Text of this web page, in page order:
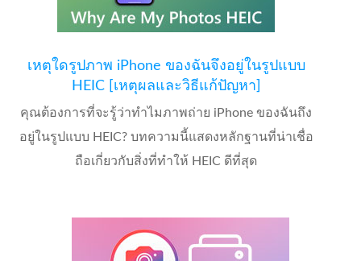
เหตุใดรูปภาพ iPhone ของฉันจึงอยู่ในรูปแบบ
HEIC [เหตุผลและวิธีแก้ปัญหา]
คุณต้องการที่จะรู้ว่าทำไมภาพถ่าย iPhone ของฉันถึง
อยู่ในรูปแบบ HEIC? บทความนี้แสดงหลักฐานที่น่าเชื่อ
ถือเกี่ยวกับสิ่งที่ทำให้ HEIC ดีที่สุด